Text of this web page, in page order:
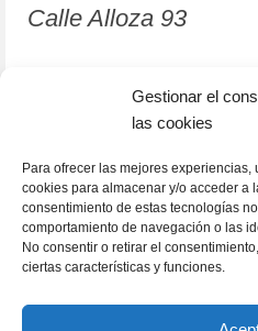
Gestionar el
las cookies
Para ofrecer las mejores
cookies para almacenar y/o acceder a
consentimiento de estas tecnologías
comportamiento de navegación o las
No consentir o retirar el
ciertas características y funciones.
Calle Alloza 93
12001 Castellón de
964 81 37 63